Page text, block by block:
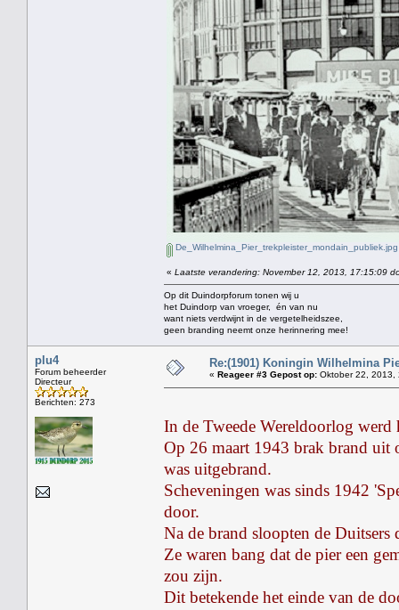
De_Wilhelmina_Pier_trekpleister_mondain_publiek.jpg
« Laatste verandering: November 12, 2013, 17:15:09
Op dit Duindorpforum tonen wij u
het Duindorp van vroeger, én van nu
want niets verdwijnt in de vergetelheidszee,
geen branding neemt onze herinnering mee!
plu4
Forum beheerder
Directeur
Berichten: 273
Re:(1901) Koningin Wilhelmina
« Reageer #3 Gepost op: Oktober 22, 2013,
In de Tweede Wereldoorlog
Op 26 maart 1943 brak brand uit
was uitgebrand.
Scheveningen was sinds 1942
door.
Na de brand sloopten de Duitsers
Ze waren bang dat de pier een
zou zijn.
Dit betekende het einde van de